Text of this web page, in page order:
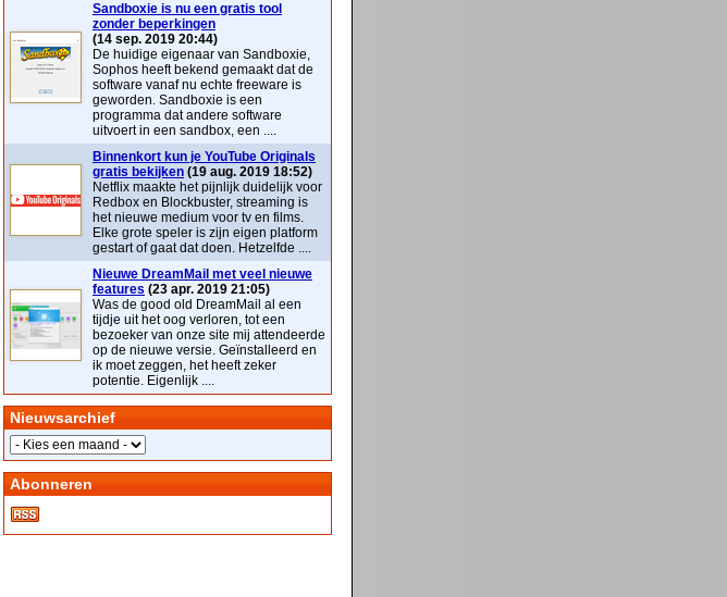
Sandboxie is nu een gratis tool
zonder beperkingen
(14 sep. 2019 20:44)
De huidige eigenaar van Sandboxie,
Sophos heeft bekend gemaakt dat de
software vanaf nu echte freeware is
geworden. Sandboxie is een
programma dat andere software
uitvoert in een sandbox, een ....
Binnenkort kun je YouTube Originals
gratis bekijken (19 aug. 2019 18:52)
Netflix maakte het pijnlijk duidelijk voor
Redbox en Blockbuster, streaming is
het nieuwe medium voor tv en films.
Elke grote speler is zijn eigen platform
gestart of gaat dat doen. Hetzelfde ....
Nieuwe DreamMail met veel nieuwe
features (23 apr. 2019 21:05)
Was de good old DreamMail al een
tijdje uit het oog verloren, tot een
bezoeker van onze site mij attendeerde
op de nieuwe versie. Geïnstalleerd en
ik moet zeggen, het heeft zeker
potentie. Eigenlijk ....
Nieuwsarchief
Abonneren